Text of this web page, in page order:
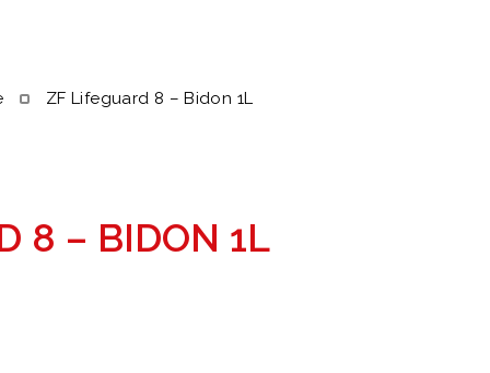
ZF Lifeguard 8 – Bidon 1L
8 – BIDON 1L